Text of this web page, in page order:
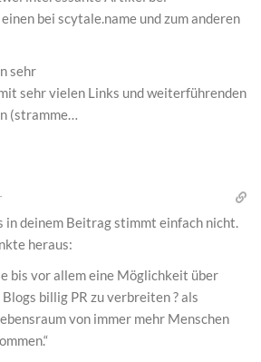
bei scytale.name und zum anderen
sehr
sehr vielen Links und weiterführenden
(stramme…
in deinem Beitrag stimmt einfach nicht.
heraus:
bis vor allem eine Möglichkeit über
billig PR zu verbreiten ? als
von immer mehr Menschen